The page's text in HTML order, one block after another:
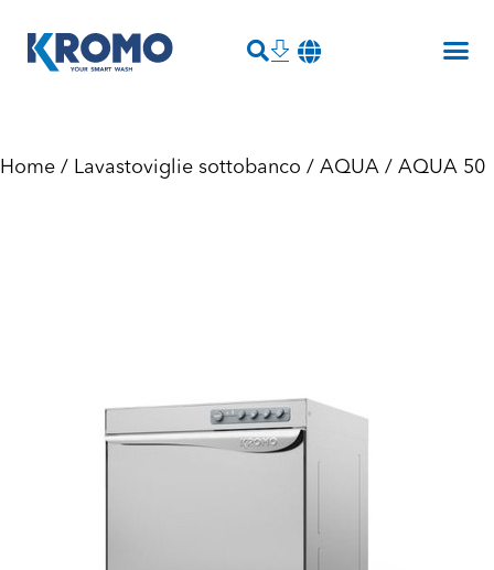
Home / Lavastoviglie sottobanco / AQUA / AQUA 50